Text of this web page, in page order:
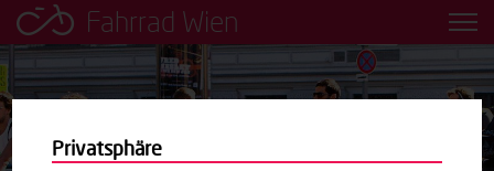
Fahrrad Wien
Leih dir einfach ein Transportfahrrad in deiner Nähe aus!
Mobilitätsbildung für Kinder und
Jugendliche
Privatsphäre